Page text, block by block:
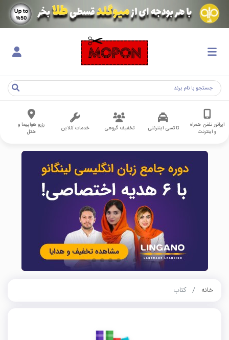
اپراتور تلفن همراه
و اینترنت
تاکسی اینترنتی تخفیف گروهی خدمات آنلاین
رزرو هواپیما و
هتل
خانه کتاب